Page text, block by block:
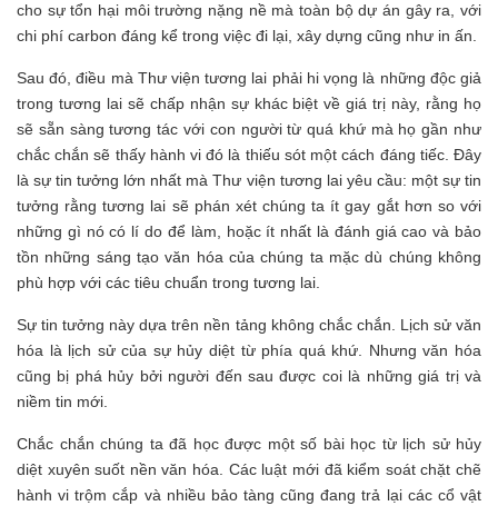
cho sự tổn hại môi trường nặng nề mà toàn bộ dự án gây ra, với
chi phí carbon đáng kể trong việc đi lại, xây dựng cũng như in ấn.
Sau đó, điều mà Thư viện tương lai phải hi vọng là những độc giả
trong tương lai sẽ chấp nhận sự khác biệt về giá trị này, rằng họ
sẽ sẵn sàng tương tác với con người từ quá khứ mà họ gần như
chắc chắn sẽ thấy hành vi đó là thiếu sót một cách đáng tiếc. Đây
là sự tin tưởng lớn nhất mà Thư viện tương lai yêu cầu: một sự tin
tưởng rằng tương lai sẽ phán xét chúng ta ít gay gắt hơn so với
những gì nó có lí do để làm, hoặc ít nhất là đánh giá cao và bảo
tồn những sáng tạo văn hóa của chúng ta mặc dù chúng không
phù hợp với các tiêu chuẩn trong tương lai.
Sự tin tưởng này dựa trên nền tảng không chắc chắn. Lịch sử văn
hóa là lịch sử của sự hủy diệt từ phía quá khứ. Nhưng văn hóa
cũng bị phá hủy bởi người đến sau được coi là những giá trị và
niềm tin mới.
Chắc chắn chúng ta đã học được một số bài học từ lịch sử hủy
diệt xuyên suốt nền văn hóa. Các luật mới đã kiểm soát chặt chẽ
hành vi trộm cắp và nhiều bảo tàng cũng đang trả lại các cổ vật